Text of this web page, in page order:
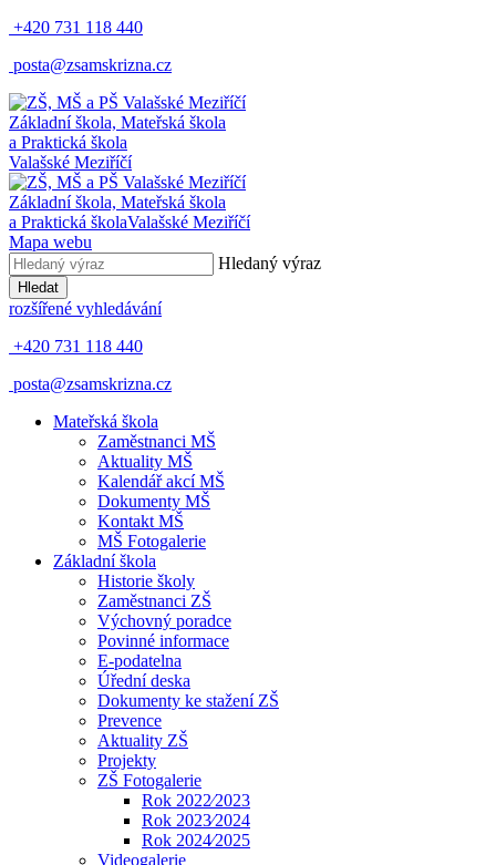
+420 731 118 440
posta@zsamskrizna.cz
Základní škola, Mateřská škola
a Praktická škola
Valašské Meziříčí
Základní škola, Mateřská škola
a Praktická školaValašské Meziříčí
Mapa webu
Hledaný výraz
Hledat
rozšířené vyhledávání
+420 731 118 440
posta@zsamskrizna.cz
Mateřská škola
Zaměstnanci MŠ
Aktuality MŠ
Kalendář akcí MŠ
Dokumenty MŠ
Kontakt MŠ
MŠ Fotogalerie
Základní škola
Historie školy
Zaměstnanci ZŠ
Výchovný poradce
Povinné informace
E-podatelna
Úřední deska
Dokumenty ke stažení ZŠ
Prevence
Aktuality ZŠ
Projekty
ZŠ Fotogalerie
Rok 2022⁄2023
Rok 2023⁄2024
Rok 2024⁄2025
Videogalerie